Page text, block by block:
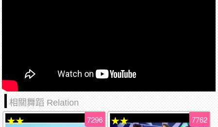
相關舞蹈 Relation
7296
★★ 7762
★★